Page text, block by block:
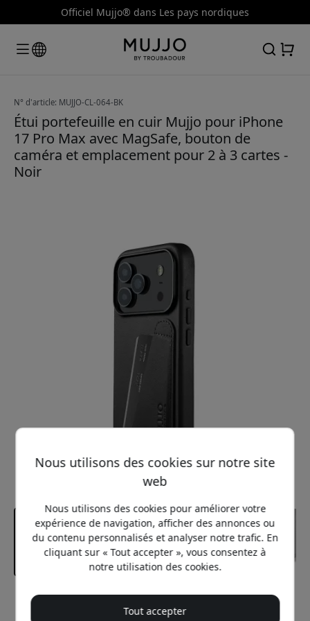
Officiel Mujjo® dans Les pays nordiques
N° d'article: MUJJO-CL-064-BK
Étui portefeuille en cuir Mujjo pour iPhone
17 Pro Max avec MagSafe, bouton de
caméra et emplacement pour 2 à 3 cartes -
Noir
Nous utilisons des cookies sur notre site
web
Nous utilisons des cookies pour améliorer votre
expérience de navigation, afficher des annonces ou
du contenu personnalisés et analyser notre trafic. En
cliquant sur « Tout accepter », vous consentez à
notre utilisation des cookies.
Tout accepter